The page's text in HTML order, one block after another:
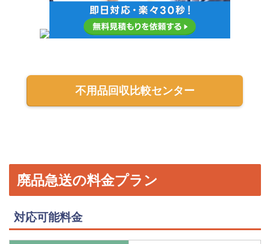
不用品回収比較センター
廃品急送の料金プラン
対応可能料金